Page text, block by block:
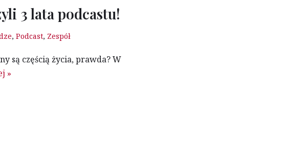
3 lata podcastu!
, Podcast, Zespół
są częścią życia, prawda? W
»